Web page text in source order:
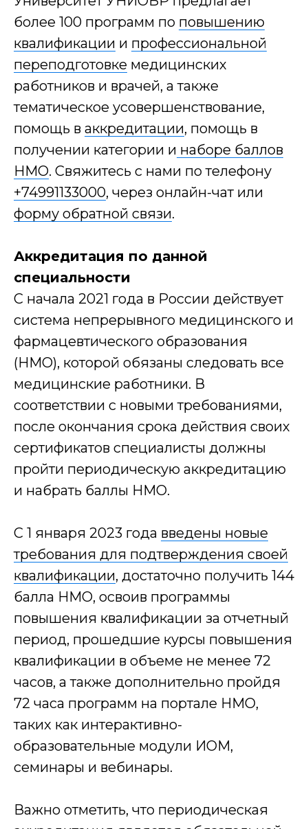
более 100 программ по повышению
квалификации и профессиональной
переподготовке медицинских
работников и врачей, а также
тематическое усовершенствование,
помощь в аккредитации, помощь в
получении категории и наборе баллов
НМО. Свяжитесь с нами по телефону
+74991133000, через онлайн-чат или
форму обратной связи.
Аккредитация по данной
специальности
С начала 2021 года в России действует
система непрерывного медицинского и
фармацевтического образования
(НМО), которой обязаны следовать все
медицинские работники. В
соответствии с новыми требованиями,
после окончания срока действия своих
сертификатов специалисты должны
пройти периодическую аккредитацию
и набрать баллы НМО.
С 1 января 2023 года введены новые
требования для подтверждения своей
квалификации, достаточно получить 144
балла НМО, освоив программы
повышения квалификации за отчетный
период, прошедшие курсы повышения
квалификации в объеме не менее 72
часов, а также дополнительно пройдя
72 часа программ на портале НМО,
таких как интерактивно-
образовательные модули ИОМ,
семинары и вебинары.
Важно отметить, что периодическая
стоимости
обучения
со скидкой до 30%
Дайте ответ на несколько
вопросов и получите расчет
стоимости обучения
Один шаг - расчёт ваш
персональных данных
Образование
Заключаемся с
Обучение
+7
ПОЛУЧИТЬ СКИДКУ
Этапы сделки
1
Первичная
консультация
Оставьте заявку на сайте или позвоните по
телефону, наш менеджер расскажет и
согласует условия обучения
2
Договор
Составление и подписание договора об
Оставить заявку